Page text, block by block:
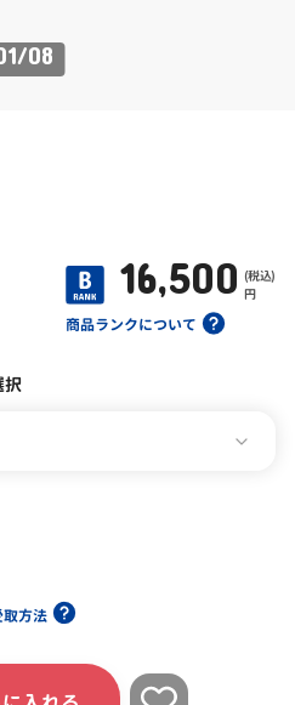
/08
商品ランクについて
16,500 (税込)
円
択
方法